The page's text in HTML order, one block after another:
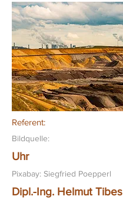
Referent:
Bildquelle:
Uhr
Pixabay: Siegfried Poepperl
Dipl.-Ing. Helmut Tibes